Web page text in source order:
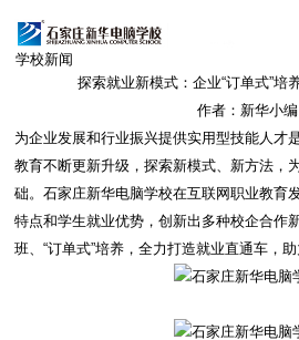
学校新闻
探索就业新模式：企业“订单式”培
作者：新华小编
为企业发展和行业振兴提供实用型技能人才
教育不断更新升级，探索新模式、新方法，
础。石家庄新华电脑学校在互联网职业教育
特点和学生就业优势，创新出多种校企合作
班、“订单式”培养，全力打造就业直通车，